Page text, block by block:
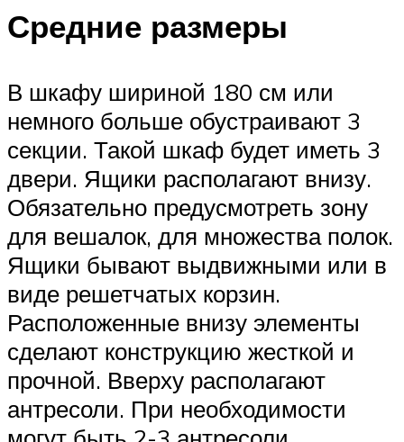
Средние размеры
В шкафу шириной 180 см или
немного больше обустраивают 3
секции. Такой шкаф будет иметь 3
двери. Ящики располагают внизу.
Обязательно предусмотреть зону
для вешалок, для множества полок.
Ящики бывают выдвижными или в
виде решетчатых корзин.
Расположенные внизу элементы
сделают конструкцию жесткой и
прочной. Вверху располагают
антресоли. При необходимости